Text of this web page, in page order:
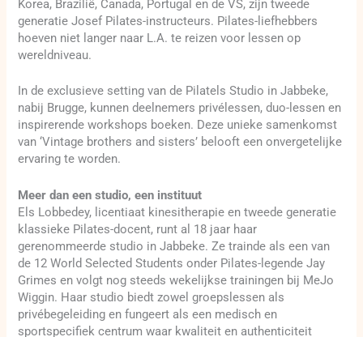
Korea, Brazilië, Canada, Portugal en de VS, zijn tweede
generatie Josef Pilates-instructeurs. Pilates-liefhebbers
hoeven niet langer naar L.A. te reizen voor lessen op
wereldniveau.
In de exclusieve setting van de Pilatels Studio in Jabbeke,
nabij Brugge, kunnen deelnemers privélessen, duo-lessen en
inspirerende workshops boeken. Deze unieke samenkomst
van ‘Vintage brothers and sisters’ belooft een onvergetelijke
ervaring te worden.
Meer dan een studio, een instituut
Els Lobbedey, licentiaat kinesitherapie en tweede generatie
klassieke Pilates-docent, runt al 18 jaar haar
gerenommeerde studio in Jabbeke. Ze trainde als een van
de 12 World Selected Students onder Pilates-legende Jay
Grimes en volgt nog steeds wekelijkse trainingen bij MeJo
Wiggin. Haar studio biedt zowel groepslessen als
privébegeleiding en fungeert als een medisch en
sportspecifiek centrum waar kwaliteit en authenticiteit